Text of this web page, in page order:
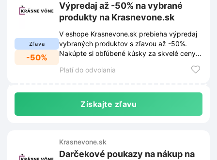
Zľava
-50%
Výpredaj až -50% na vybrané
produkty na Krasnevone.sk
V eshope Krasnevone.sk prebieha výpredaj
vybraných produktov s zľavou až -50%.
Nakúpte si obľúbené kúsky za skvelé ceny a
Platí do odvolania
Získajte zľavu
Krasnevone.sk
Darčekové poukazy na nákup na